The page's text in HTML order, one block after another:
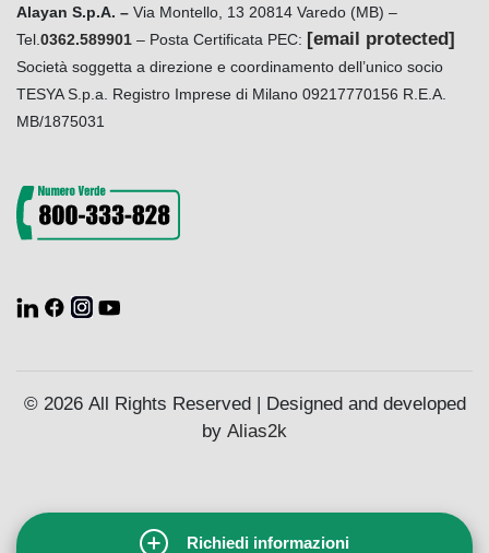
Richiedi informazioni
Alayan S.p.A. – Via Montello, 13 20814 Varedo (MB) –
Tel. 0362.589901 – Posta Certificata PEC: [email protected]
Società soggetta a direzione e coordinamento dell’unico socio
TESYA S.p.a. Registro Imprese di Milano 09217770156 R.E.A.
MB/1875031
© 2026 All Rights Reserved | Designed and developed
by Alias2k